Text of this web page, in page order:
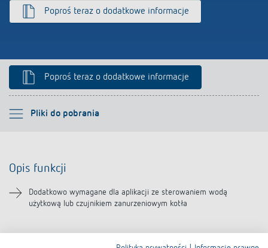
Poproś teraz o dodatkowe informacje
Poproś teraz o dodatkowe informacje
Pliki do pobrania
Proszę wybrać
Pliki do pobrania
Opis funkcji
Dodatkowo wymagane dla aplikacji ze sterowaniem wodą
użytkową lub czujnikiem zanurzeniowym kotła